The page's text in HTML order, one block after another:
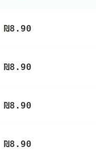
₪8.90
₪8.90
₪8.90
₪8.90